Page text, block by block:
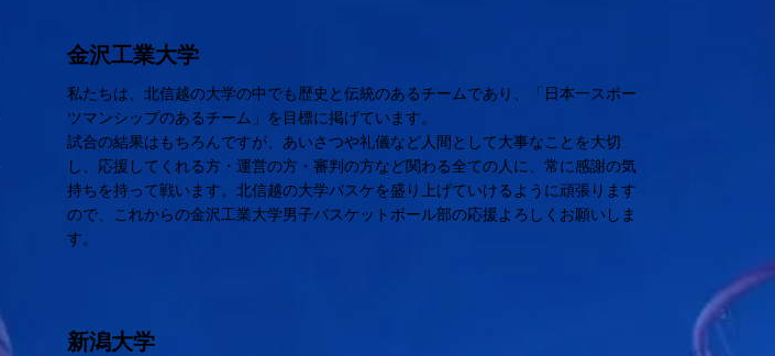
金沢工業大学
私たちは、北信越の大学の中でも歴史と伝統のあるチームであり、「日本一スポー
ツマンシップのあるチーム」を目標に掲げています。
試合の結果はもちろんですが、あいさつや礼儀など人間として大事なことを大切
し、応援してくれる方・運営の方・審判の方など関わる全ての人に、常に感謝の気
持ちを持って戦います。北信越の大学バスケを盛り上げていけるように頑張ります
ので、これからの金沢工業大学男子バスケットボール部の応援よろしくお願いしま
す。
新潟大学